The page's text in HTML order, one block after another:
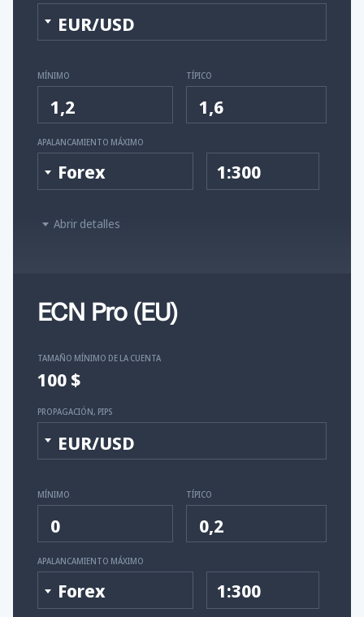
Abrir detalles
EUR/USD
MÍNIMO
1,2
TÍPICO
1,6
APALANCAMIENTO MÁXIMO
Forex 1:300
ECN Pro (EU)
TAMAÑO MÍNIMO DE LA CUENTA
100 $
PROPAGACIÓN, PIPS
EUR/USD
MÍNIMO
0
TÍPICO
0,2
APALANCAMIENTO MÁXIMO
Forex 1:300